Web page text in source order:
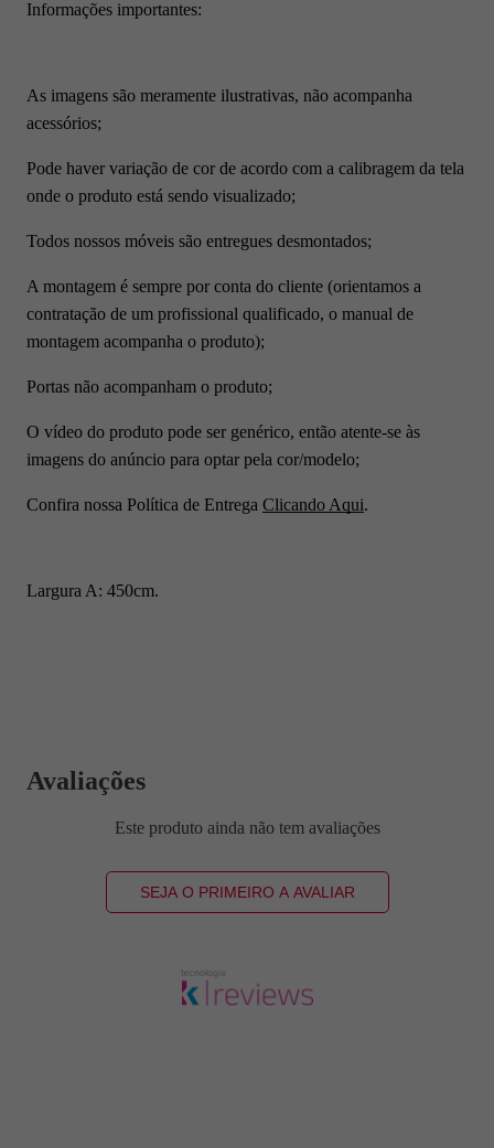
Informações importantes:
As imagens são meramente ilustrativas, não acompanha
acessórios;
Pode haver variação de cor de acordo com a calibragem da tela
onde o produto está sendo visualizado;
Todos nossos móveis são entregues desmontados;
A montagem é sempre por conta do cliente (orientamos a
contratação de um profissional qualificado, o manual de
montagem acompanha o produto);
Portas não acompanham o produto;
O vídeo do produto pode ser genérico, então atente-se às
imagens do anúncio para optar pela cor/modelo;
Confira nossa Política de Entrega Clicando Aqui.
Largura A: 450cm.
Avaliações
Este produto ainda não tem avaliações
SEJA O PRIMEIRO A AVALIAR